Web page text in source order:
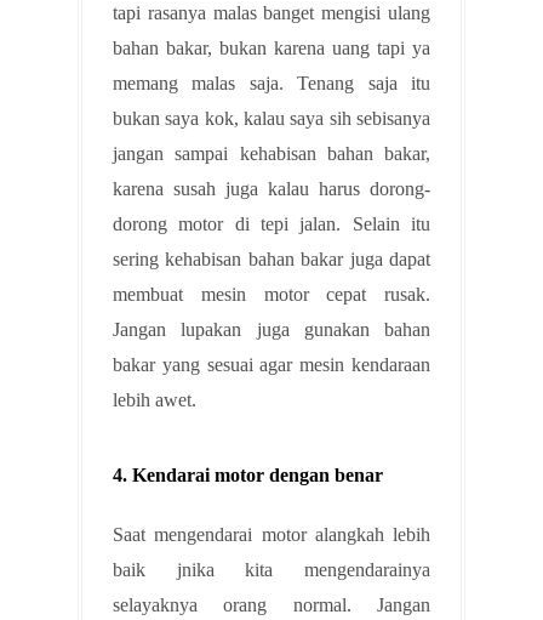
tapi rasanya malas banget mengisi ulang
bahan bakar, bukan karena uang tapi ya
memang malas saja. Tenang saja itu
bukan saya kok, kalau saya sih sebisanya
jangan sampai kehabisan bahan bakar,
karena susah juga kalau harus dorong-
dorong motor di tepi jalan. Selain itu
sering kehabisan bahan bakar juga dapat
membuat mesin motor cepat rusak.
Jangan lupakan juga gunakan bahan
bakar yang sesuai agar mesin kendaraan
lebih awet.
4. Kendarai motor dengan benar
Saat mengendarai motor alangkah lebih
baik jnika kita mengendarainya
selayaknya orang normal. Jangan